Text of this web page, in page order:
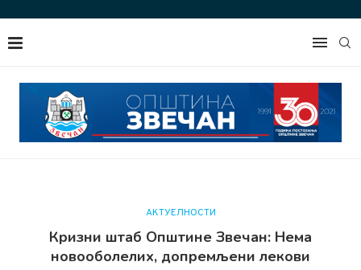
АКТУЕЛНОСТИ
Кризни штаб Општине Звечан: Нема
новооболелих, допремљени лекови